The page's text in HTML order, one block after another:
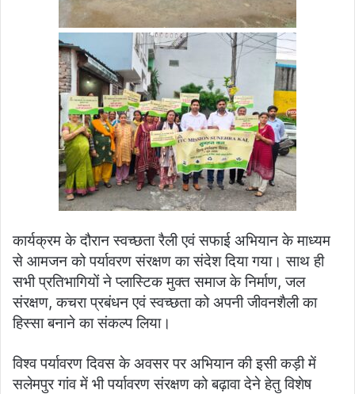
कार्यक्रम के दौरान स्वच्छता रैली एवं सफाई अभियान के माध्यम
से आमजन को पर्यावरण संरक्षण का संदेश दिया गया। साथ ही
सभी प्रतिभागियों ने प्लास्टिक मुक्त समाज के निर्माण, जल
संरक्षण, कचरा प्रबंधन एवं स्वच्छता को अपनी जीवनशैली का
हिस्सा बनाने का संकल्प लिया।
विश्व पर्यावरण दिवस के अवसर पर अभियान की इसी कड़ी में
सलेमपुर गांव में भी पर्यावरण संरक्षण को बढ़ावा देने हेतु विशेष